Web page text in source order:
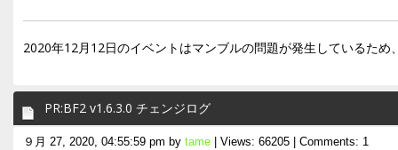
2020年12月12日のイベントはマンブルの問題が発生しているた
PR:BF2 v1.6.3.0 チェンジログ
９月 27, 2020, 04:55:59 pm bytame | Views: 66205 | Comments: 1